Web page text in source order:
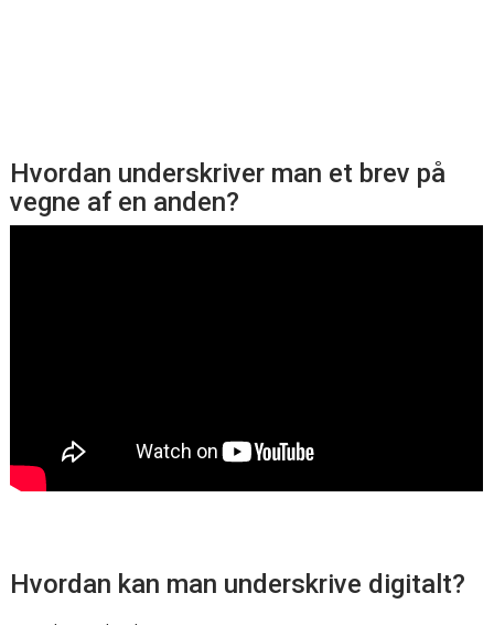
Hvordan underskriver man et brev på
vegne af en anden?
Hvordan kan man underskrive digitalt?